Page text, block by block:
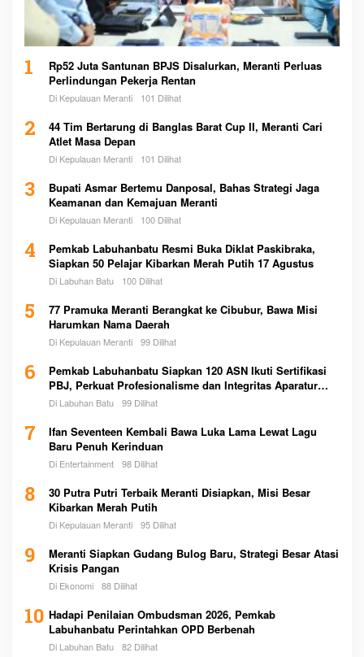
1
Rp52 Juta Santunan BPJS Disalurkan, Meranti Perluas
Perlindungan Pekerja Rentan
Di Kepulauan Meranti 101 Dilihat
2
44 Tim Bertarung di Banglas Barat Cup II, Meranti Cari
Atlet Masa Depan
Di Kepulauan Meranti 101 Dilihat
3
Bupati Asmar Bertemu Danposal, Bahas Strategi Jaga
Keamanan dan Kemajuan Meranti
Di Kepulauan Meranti 100 Dilihat
4
Pemkab Labuhanbatu Resmi Buka Diklat Paskibraka,
Siapkan 50 Pelajar Kibarkan Merah Putih 17 Agustus
Di Labuhan Batu 100 Dilihat
5
77 Pramuka Meranti Berangkat ke Cibubur, Bawa Misi
Harumkan Nama Daerah
Di Kepulauan Meranti 99 Dilihat
6
Pemkab Labuhanbatu Siapkan 120 ASN Ikuti Sertifikasi
PBJ, Perkuat Profesionalisme dan Integritas Aparatur
Pemerintah
Di Labuhan Batu 99 Dilihat
7
Ifan Seventeen Kembali Bawa Luka Lama Lewat Lagu
Baru Penuh Kerinduan
Di Entertainment 98 Dilihat
8
30 Putra Putri Terbaik Meranti Disiapkan, Misi Besar
Kibarkan Merah Putih
Di Kepulauan Meranti 95 Dilihat
9
Meranti Siapkan Gudang Bulog Baru, Strategi Besar Atasi
Krisis Pangan
Di Ekonomi 88 Dilihat
10 Hadapi Penilaian Ombudsman 2026, Pemkab
Labuhanbatu Perintahkan OPD Berbenah
Di Labuhan Batu 82 Dilihat